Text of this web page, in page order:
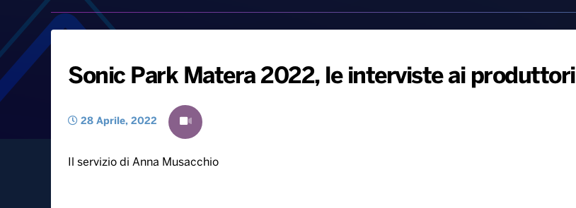
Sonic Park Matera 2022, le interviste ai produttori
28 Aprile, 2022
Il servizio di Anna Musacchio